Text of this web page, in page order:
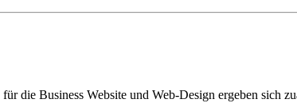
Business Website und Web-Design ergeben sich